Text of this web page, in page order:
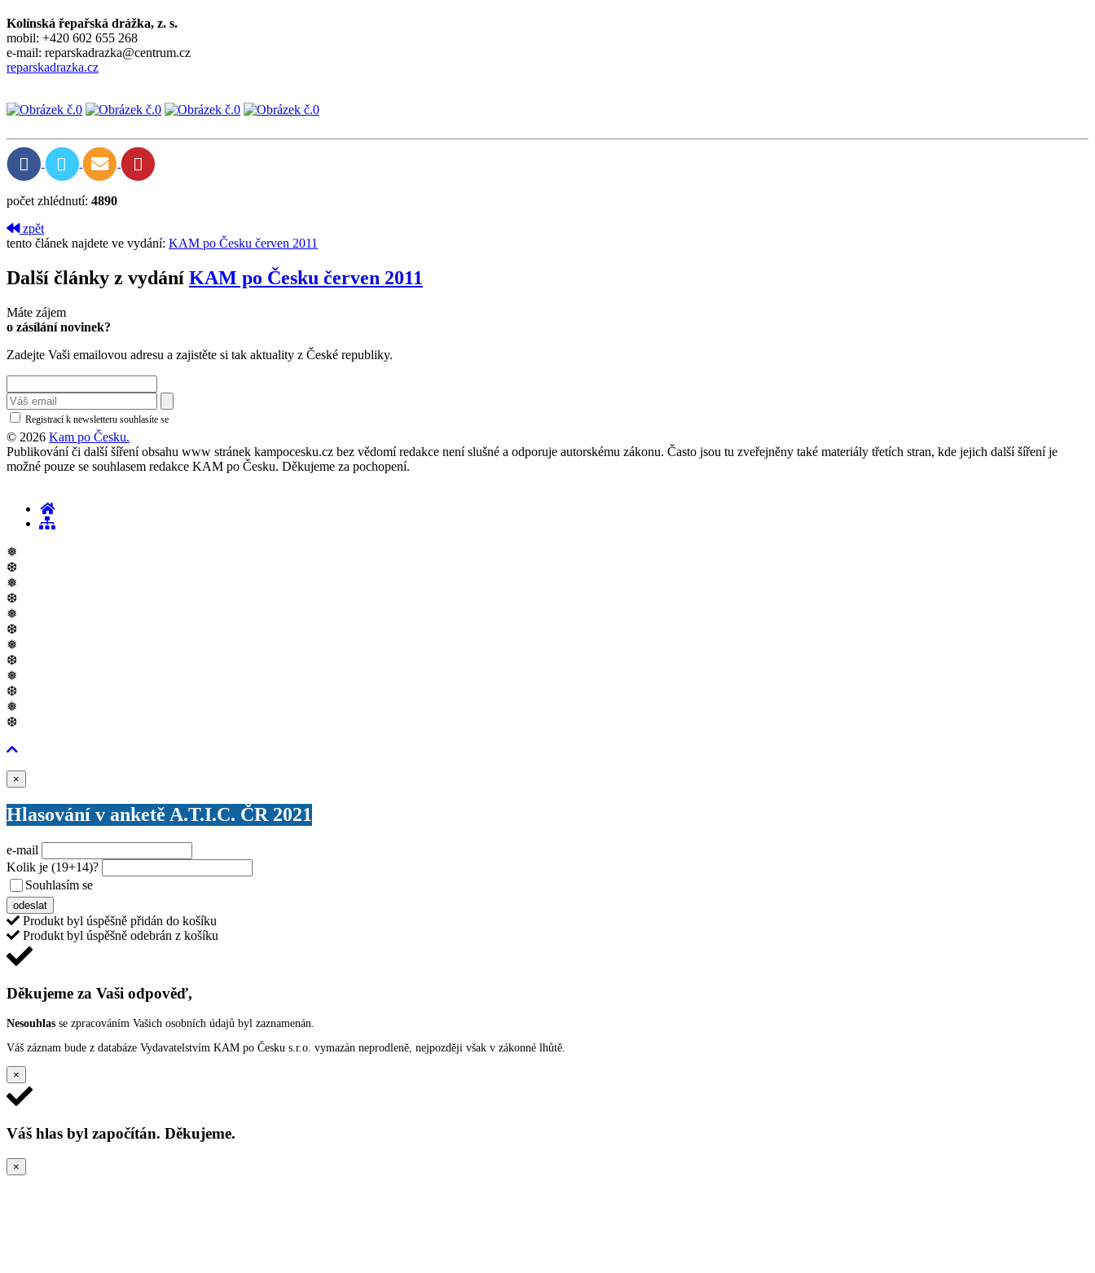
Kolínská řepařská drážka, z. s.
mobil: +420 602 655 268
e-mail: reparskadrazka@centrum.cz
reparskadrazka.cz
počet zhlédnutí: 4890
zpět
tento článek najdete ve vydání: KAM po Česku červen 2011
Další články z vydání KAM po Česku červen 2011
Máte zájem
o zásílání novinek?
Zadejte Vaši emailovou adresu a zajistěte si tak aktuality z České republiky.
Registrací k newsletteru souhlasíte se
© 2026 Kam po Česku.
Publikování či další šíření obsahu www stránek kampocesku.cz bez vědomí redakce není slušné a odporuje autorskému zákonu. Často jsou tu zveřejněny také materiály třetích stran, kde jejich další šíření je
možné pouze se souhlasem redakce KAM po Česku. Děkujeme za pochopení.
❅
❆
❅
❆
❅
❆
❅
❆
❅
❆
❅
❆
×
Hlasování v anketě A.T.I.C. ČR 2021
e-mail
Kolik je (19+14)?
Souhlasím se
odeslat
Produkt byl úspěšně přidán do košíku
Produkt byl úspěšně odebrán z košíku
Děkujeme za Vaši odpověď,
Nesouhlas se zpracováním Vašich osobních údajů byl zaznamenán.
Váš záznam bude z databáze Vydavatelstvím KAM po Česku s.r.o. vymazán neprodleně, nejpozději však v zákonné lhůtě.
×
Váš hlas byl započítán. Děkujeme.
×